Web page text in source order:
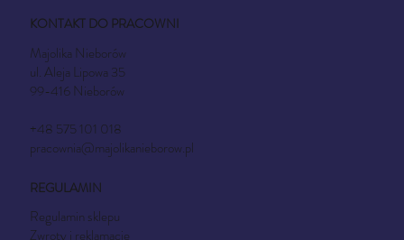
KONTAKT DO PRACOWNI
Majolika Nieborów
ul. Aleja Lipowa 35
99-416 Nieborów
+48 575 101 018
pracownia@majolikanieborow.pl
REGULAMIN
Regulamin sklepu
Zwroty i reklamacje